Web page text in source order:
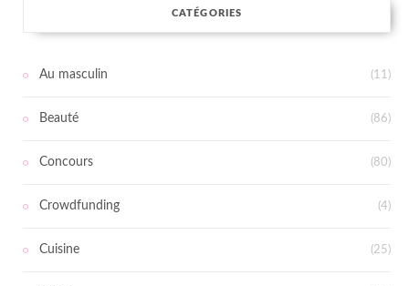
CATÉGORIES
Au masculin (11)
Beauté (86)
Concours (80)
Crowdfunding (4)
Cuisine (25)